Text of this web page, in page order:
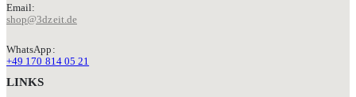
Email:
shop@3dzeit.de
WhatsApp:
+49 170 814 05 21
LINKS